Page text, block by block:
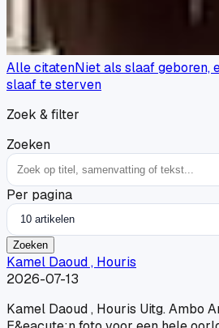
Alle citatenNiet als slaaf geboren,
slaaf te sterven
Zoek & filter
Zoeken
Per pagina
Zoeken
Kamel Daoud , Houris
2026-07-13
Kamel Daoud , Houris Uitg. Ambo